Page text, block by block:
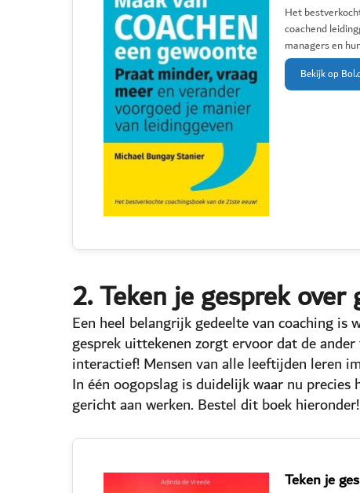
Het
coachend
managers en
Bekijk op
2. Teken je gesprek
Een heel belangrijk gedeelte van coaching is
gesprek uittekenen zorgt ervoor dat de
interactief! Mensen van alle leeftijden leren
In één oogopslag is duidelijk waar nu
gericht aan werken. Bestel dit boek hieronder!
Teken je